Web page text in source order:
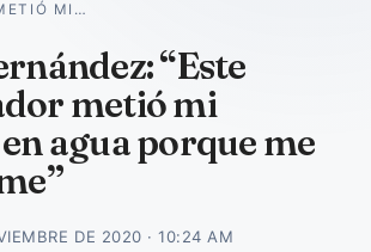
MI…
“Este
metió mi
agua porque me
DE 2020 · 10:24 AM